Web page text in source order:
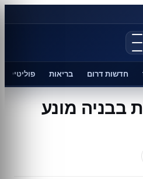
חדשות דרום בריאות פוליטיקה
בבניה מונע